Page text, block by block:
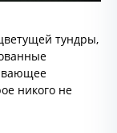
тундры,
никого не